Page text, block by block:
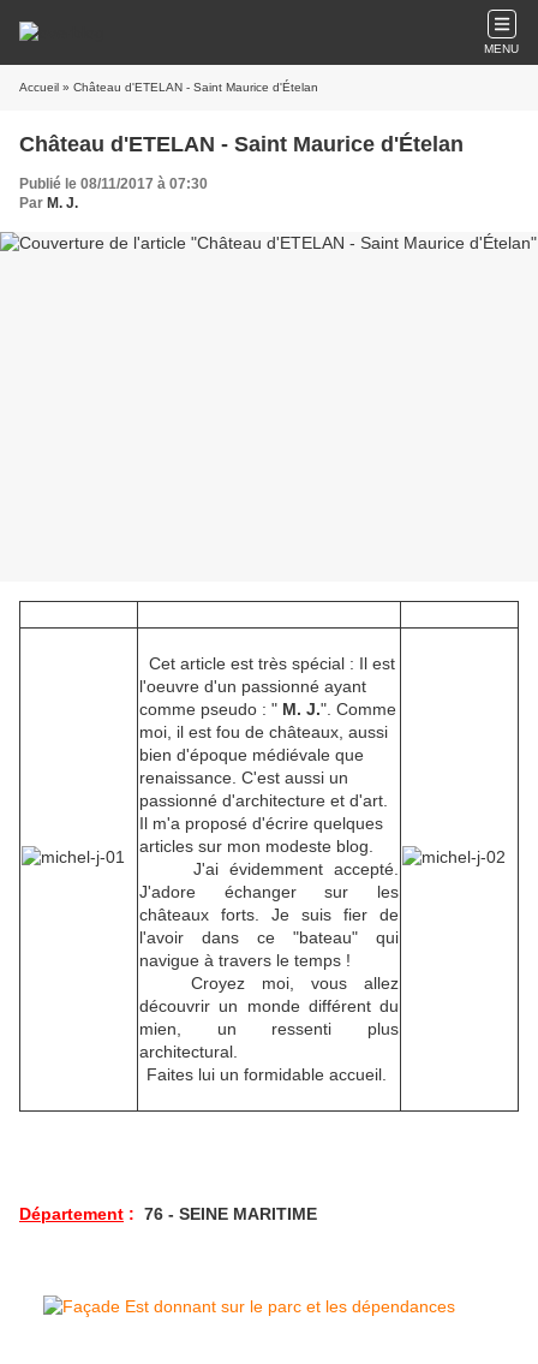
MENU
Accueil » Château d'ETELAN - Saint Maurice d'Ételan
Château d'ETELAN - Saint Maurice d'Ételan
Publié le 08/11/2017 à 07:30
Par M. J.
Cet article est très spécial : Il est
l'oeuvre d'un passionné ayant
comme pseudo : " M. J.". Comme
moi, il est fou de châteaux, aussi
bien d'époque médiévale que
renaissance. C'est aussi un
passionné d'architecture et d'art.
Il m'a proposé d'écrire quelques
articles sur mon modeste blog.
J'ai évidemment accepté.
J'adore échanger sur les
châteaux forts. Je suis fier de
l'avoir dans ce "bateau" qui
navigue à travers le temps !
Croyez moi, vous allez
découvrir un monde différent du
mien, un ressenti plus
architectural.
Faites lui un formidable accueil.
Département : 76 - SEINE MARITIME